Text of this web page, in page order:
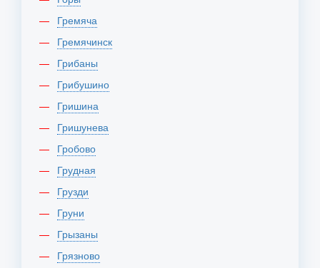
Гремяча
Гремячинск
Грибаны
Грибушино
Гришина
Гришунева
Гробово
Грудная
Грузди
Груни
Грызаны
Грязново